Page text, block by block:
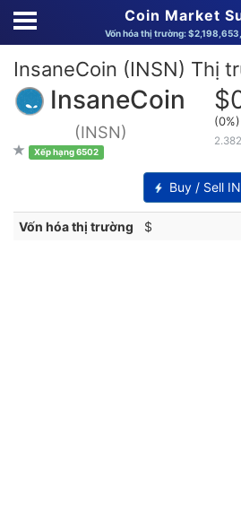
Coin Market
Vốn hóa thị trường:
InsaneCoin (INSN) Thị
InsaneCoin
(INSN)
Xếp hạng 6502
(0%)
Buy / Sell
Vốn hóa thị trường $